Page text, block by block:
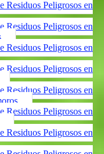
Residuos Peligrosos en
Residuos Peligrosos en
Residuos Peligrosos en
Residuos Peligrosos en
Residuos Peligrosos en
Residuos Peligrosos en
Residuos Peligrosos en